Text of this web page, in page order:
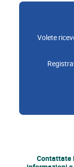
Volete
Contattate